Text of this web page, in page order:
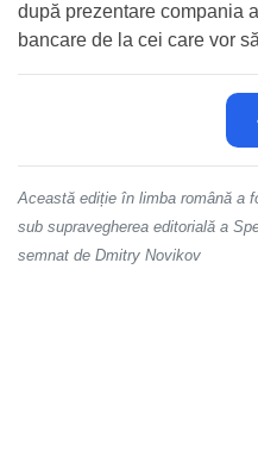
după prezentare compania
bancare de la cei care vor
Această ediție în limba română a
sub supravegherea editorială a
semnat de Dmitry Novikov